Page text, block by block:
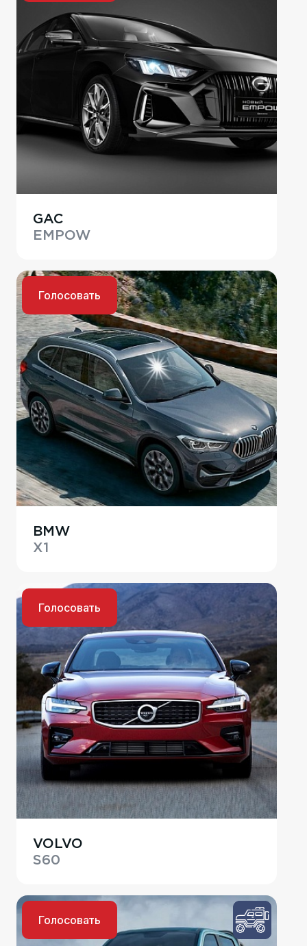
GAC
EMPOW
Голосовать
BMW
X1
Голосовать
VOLVO
S60
Голосовать